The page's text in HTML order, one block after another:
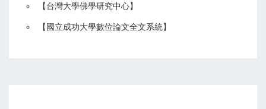
【台灣大學佛學研究中心】
【 國立成功大學數位論文全文系統】